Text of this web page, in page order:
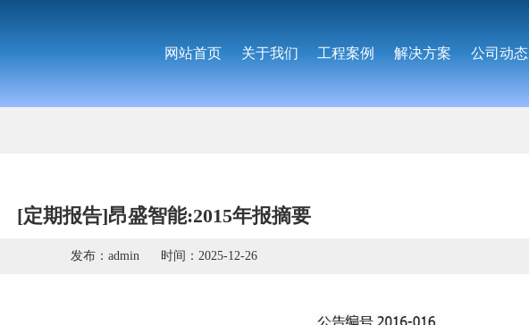
网站首页 关于我们 工程案例 解决方案 公司动态
[定期报告]昂盛智能:2015年报摘要
发布：admin 时间：2025-12-26